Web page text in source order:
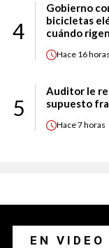
4
Gobierno
bicicletas
cuándo rigen
Hace 16 horas
5
Auditor le
supuesto
Hace7 horas
EN VIDEO